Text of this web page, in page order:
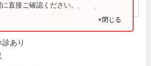
● ● ●
直接ご確認ください。
×閉じる
診あり